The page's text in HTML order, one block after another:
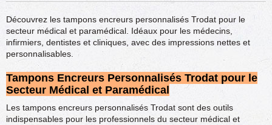
Découvrez les tampons encreurs personnalisés Trodat pour le
secteur médical et paramédical. Idéaux pour les médecins,
infirmiers, dentistes et cliniques, avec des impressions nettes et
personnalisables.
Tampons Encreurs Personnalisés Trodat pour le
Secteur Médical et Paramédical
Les tampons encreurs personnalisés Trodat sont des outils
indispensables pour les professionnels du secteur médical et